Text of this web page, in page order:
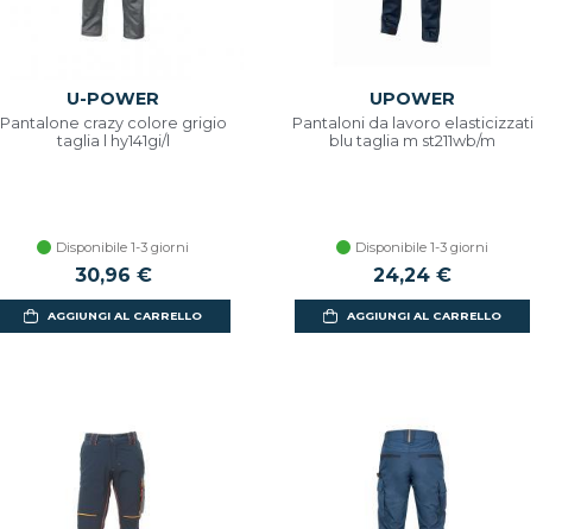
U-POWER
Pantalone crazy colore grigio
taglia l hy141gi/l
Disponibile 1-3 giorni
30,96 €
AGGIUNGI AL CARRELLO
UPOWER
Pantaloni da lavoro elasticizzati
blu taglia m st211wb/m
Disponibile 1-3 giorni
24,24 €
AGGIUNGI AL CARRELLO